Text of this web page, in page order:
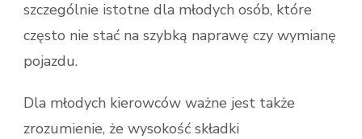
szczególnie istotne dla młodych osób, które
często nie stać na szybką naprawę czy wymianę
pojazdu.
Dla młodych kierowców ważne jest także
zrozumienie, że wysokość składki